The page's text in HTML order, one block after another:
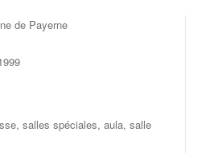
de Payerne
salles spéciales, aula, salle